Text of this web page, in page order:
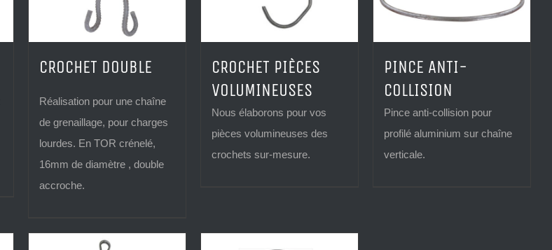
CROCHET DOUBLE
Réalisation pour une chaîne
de grenaillage, pour charges
lourdes. En TOR crénelé,
16mm de diamètre , double
accroche.
CROCHET PIÈCES
VOLUMINEUSES
Nous élaborons pour vos
pièces volumineuses des
crochets sur-mesure.
PINCE ANTI-
COLLISION
Pince anti-collision pour
profilé aluminium sur chaîne
verticale.